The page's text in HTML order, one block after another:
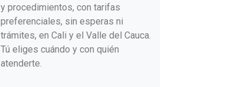
y procedimientos, con tarifas
preferenciales, sin esperas ni
trámites, en Cali y el Valle del Cauca.
Tú eliges cuándo y con quién
atenderte.